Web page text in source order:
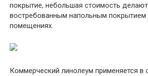
покрытие, небольшая стоимость
востребованным напольным
помещениях.
Коммерческий линолеум применяется в